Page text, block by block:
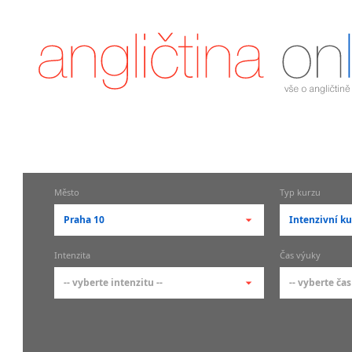
Město
Praha 10
-- vyberte město --
pražské městské části
Typ kurzu
Intenzivní
-- vyberte
Intenzita
-- vyberte intenzitu --
Čas výuky
-- vyberte